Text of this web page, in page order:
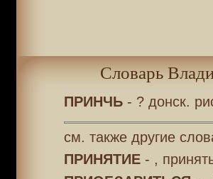
Словарь
ПРИНЧЬ- ? донск.
см. также другие
ПРИНЯТИЕ- ,